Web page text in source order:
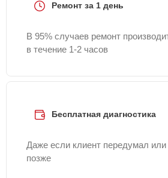
Ремонт за 1 день
В 95% случаев ремонт
в течение 1-2 часов
Бесплатная диагностика
Даже если клиент передумал
позже